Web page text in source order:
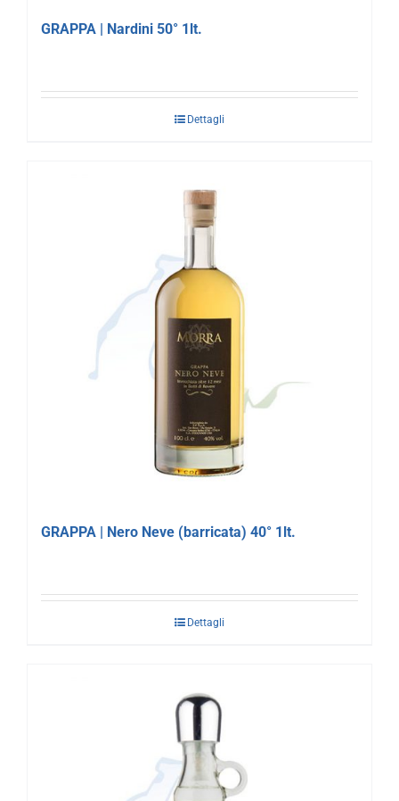
GRAPPA | Nardini 50° 1lt.
Dettagli
GRAPPA | Nero Neve (barricata) 40° 1lt.
Dettagli